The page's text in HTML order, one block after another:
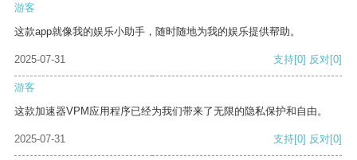
游客
这款app就像我的娱乐小助手，随时随地为我的娱乐提供帮助。
2025-07-31 支持[0] 反对[0]
游客
这款加速器VPM应用程序已经为我们带来了无限的隐私保护和自由。
2025-07-31 支持[0] 反对[0]